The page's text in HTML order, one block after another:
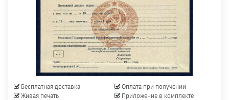
Бесплатная доставка
Живая печать
Оплата при получении
Приложение в комплекте